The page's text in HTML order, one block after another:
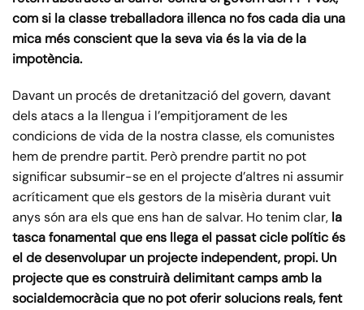
com si la classe treballadora illenca no fos cada dia una
mica més conscient que la seva via és la via de la
impotència.
Davant un procés de dretanització del govern, davant
dels atacs a la llengua i l’empitjorament de les
condicions de vida de la nostra classe, els comunistes
hem de prendre partit. Però prendre partit no pot
significar subsumir-se en el projecte d’altres ni assumir
acríticament que els gestors de la misèria durant vuit
anys són ara els que ens han de salvar. Ho tenim clar, la
tasca fonamental que ens llega el passat cicle polític és
el de desenvolupar un projecte independent, propi. Un
projecte que es construirà delimitant camps amb la
socialdemocràcia que no pot oferir solucions reals, fent